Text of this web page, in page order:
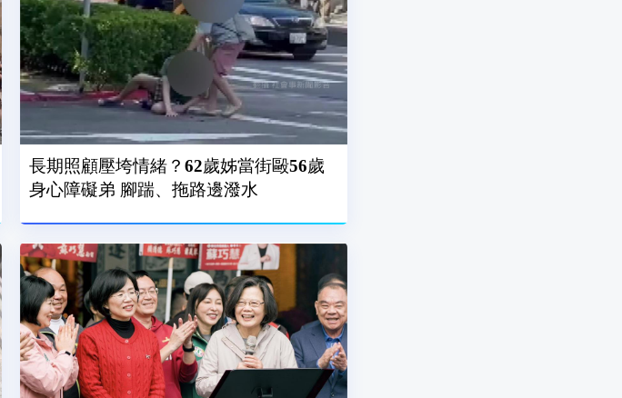
長期照顧壓垮情緒？62歲姊當街毆56歲
身心障礙弟 腳踹、拖路邊潑水